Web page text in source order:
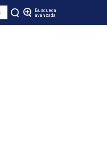
Busqueda
avanzada